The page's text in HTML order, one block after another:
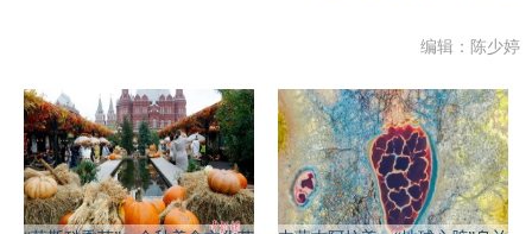
编辑：陈少婷